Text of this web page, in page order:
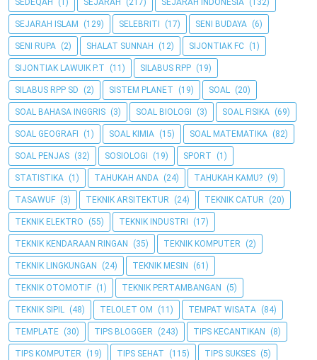
SEDEQAH (1) SEJARAH (217) SEJARAH INDONESIA (132)
SEJARAH ISLAM (129) SELEBRITI (17) SENI BUDAYA (6)
SENI RUPA (2) SHALAT SUNNAH (12) SIJONTIAK FC (1)
SIJONTIAK LAWUIK P.T (11) SILABUS RPP (19)
SILABUS RPP SD (2) SISTEM PLANET (19) SOAL (20)
SOAL BAHASA INGGRIS (3) SOAL BIOLOGI (3) SOAL FISIKA (69)
SOAL GEOGRAFI (1) SOAL KIMIA (15) SOAL MATEMATIKA (82)
SOAL PENJAS (32) SOSIOLOGI (19) SPORT (1)
STATISTIKA (1) TAHUKAH ANDA (24) TAHUKAH KAMU? (9)
TASAWUF (3) TEKNIK ARSITEKTUR (24) TEKNIK CATUR (20)
TEKNIK ELEKTRO (55) TEKNIK INDUSTRI (17)
TEKNIK KENDARAAN RINGAN (35) TEKNIK KOMPUTER (2)
TEKNIK LINGKUNGAN (24) TEKNIK MESIN (61)
TEKNIK OTOMOTIF (1) TEKNIK PERTAMBANGAN (5)
TEKNIK SIPIL (48) TELOLET OM (11) TEMPAT WISATA (84)
TEMPLATE (30) TIPS BLOGGER (243) TIPS KECANTIKAN (8)
TIPS KOMPUTER (19) TIPS SEHAT (115) TIPS SUKSES (5)